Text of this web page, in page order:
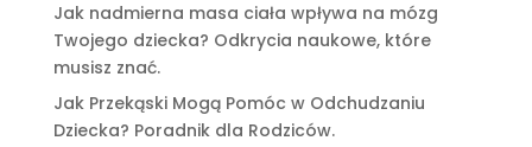
Jak nadmierna masa ciała wpływa na mózg
Twojego dziecka? Odkrycia naukowe, które
musisz znać.
Jak Przekąski Mogą Pomóc w Odchudzaniu
Dziecka? Poradnik dla Rodziców.